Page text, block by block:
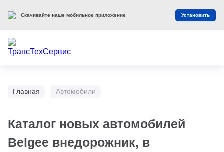
Главная Автомобили
Каталог новых автомобилей
Belgee внедорожник, в
Скачивайте наше мобильное приложение Установить